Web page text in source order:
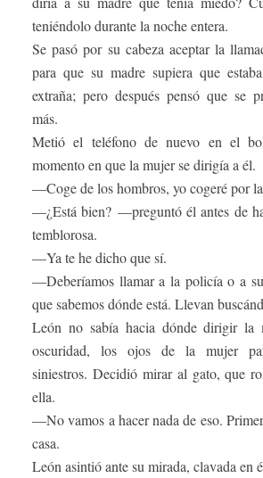
teniéndolo durante la noche entera.
Se pasó por su cabeza aceptar la
para que su madre supiera que
extraña; pero después pensó que se
más.
Metió el teléfono de nuevo en el
momento en que la mujer se dirigía a él.
—Coge de los hombros, yo cogeré por
—¿Está bien? —preguntó él antes de
temblorosa.
—Ya te he dicho que sí.
—Deberíamos llamar a la policía o a
que sabemos dónde está. Llevan
León no sabía hacia dónde dirigir la
oscuridad, los ojos de la mujer
siniestros. Decidió mirar al gato, que
ella.
—No vamos a hacer nada de eso.
casa.
León asintió ante su mirada, clavada en